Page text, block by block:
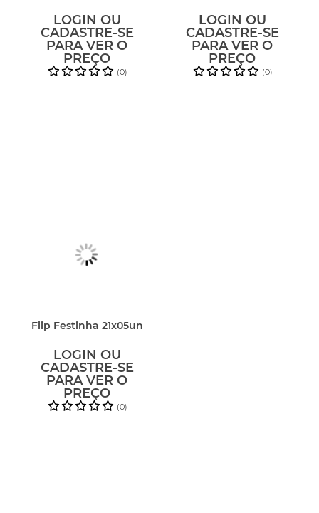
LOGIN OU
CADASTRE-SE
PARA VER O
PREÇO
(0)
LOGIN OU
CADASTRE-SE
PARA VER O
PREÇO
(0)
Flip Festinha 21x05un
LOGIN OU
CADASTRE-SE
PARA VER O
PREÇO
(0)